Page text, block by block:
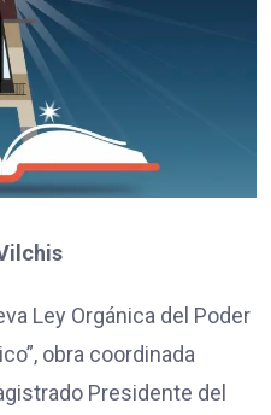
Ley Orgánica del Poder
obra coordinada
Presidente del